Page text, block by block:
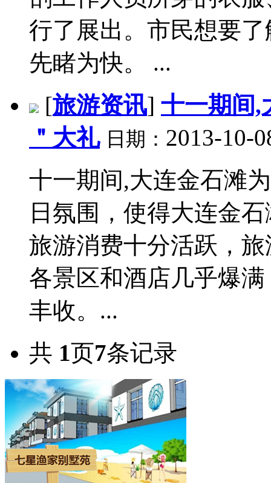
行了展出。市民想要
先睹为快。 ...
[旅游资讯] 十一期间,
＂大礼 日期： 2013-10-
十一期间,大连金石滩
日氛围，使得大连金
旅游消费十分活跃，
各景区和酒店几乎爆
丰收。...
共 1页7条记录